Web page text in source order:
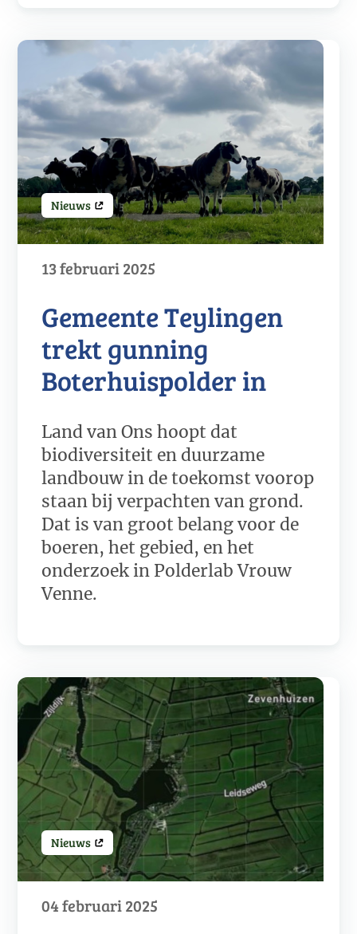
Nieuws
13 februari 2025
Gemeente Teylingen
trekt gunning
Boterhuispolder in
Land van Ons hoopt dat
biodiversiteit en duurzame
landbouw in de toekomst voorop
staan bij verpachten van grond.
Dat is van groot belang voor de
boeren, het gebied, en het
onderzoek in Polderlab Vrouw
Venne.
Nieuws
04 februari 2025